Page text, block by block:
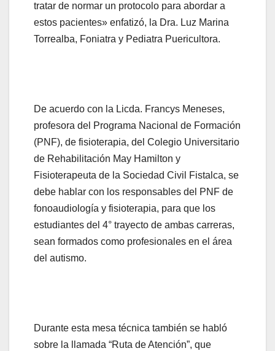
tratar de normar un protocolo para abordar a
estos pacientes» enfatizó, la Dra. Luz Marina
Torrealba, Foniatra y Pediatra Puericultora.
De acuerdo con la Licda. Francys Meneses,
profesora del Programa Nacional de Formación
(PNF), de fisioterapia, del Colegio Universitario
de Rehabilitación May Hamilton y
Fisioterapeuta de la Sociedad Civil Fistalca, se
debe hablar con los responsables del PNF de
fonoaudiología y fisioterapia, para que los
estudiantes del 4° trayecto de ambas carreras,
sean formados como profesionales en el área
del autismo.
Durante esta mesa técnica también se habló
sobre la llamada “Ruta de Atención”, que